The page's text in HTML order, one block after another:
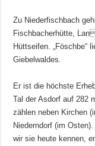
Zu Niederfischbach
Fischbacherhütte,
Hüttseifen. „Föschbe“
Giebelwaldes.
Er ist die höchste
Tal der Asdorf auf 282
zählen neben Kirchen
Niederndorf (im
wir sie heute kennen,